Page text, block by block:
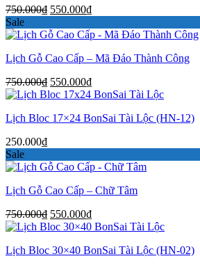
750.000₫ Giá
là:
550.000₫Giá
tại
550.000₫.
Sale
Lịch Gỗ Cao Cấp – Mã Đáo Thành Công
750.000₫ Giá
gốc
750.000₫.
550.000₫Giá
hiện
là:
Lịch Bloc 17×24 BonSai Tài Lộc (HN-12)
250.000₫
Sale
Lịch Gỗ Cao Cấp – Chữ Tâm
750.000₫ Giá
gốc
750.000₫.
550.000₫Giá
hiện
là:
Lịch Bloc 30×40 BonSai Tài Lộc (HN-02)